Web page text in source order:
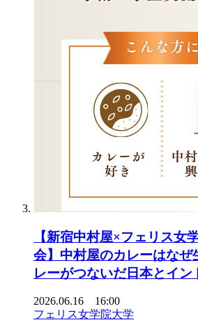
【新宿中村屋×フェリス
会】中村屋のカレーはなぜ
レーがつないだ日本とイン
2026.06.16 16:00
フェリス女学院大学